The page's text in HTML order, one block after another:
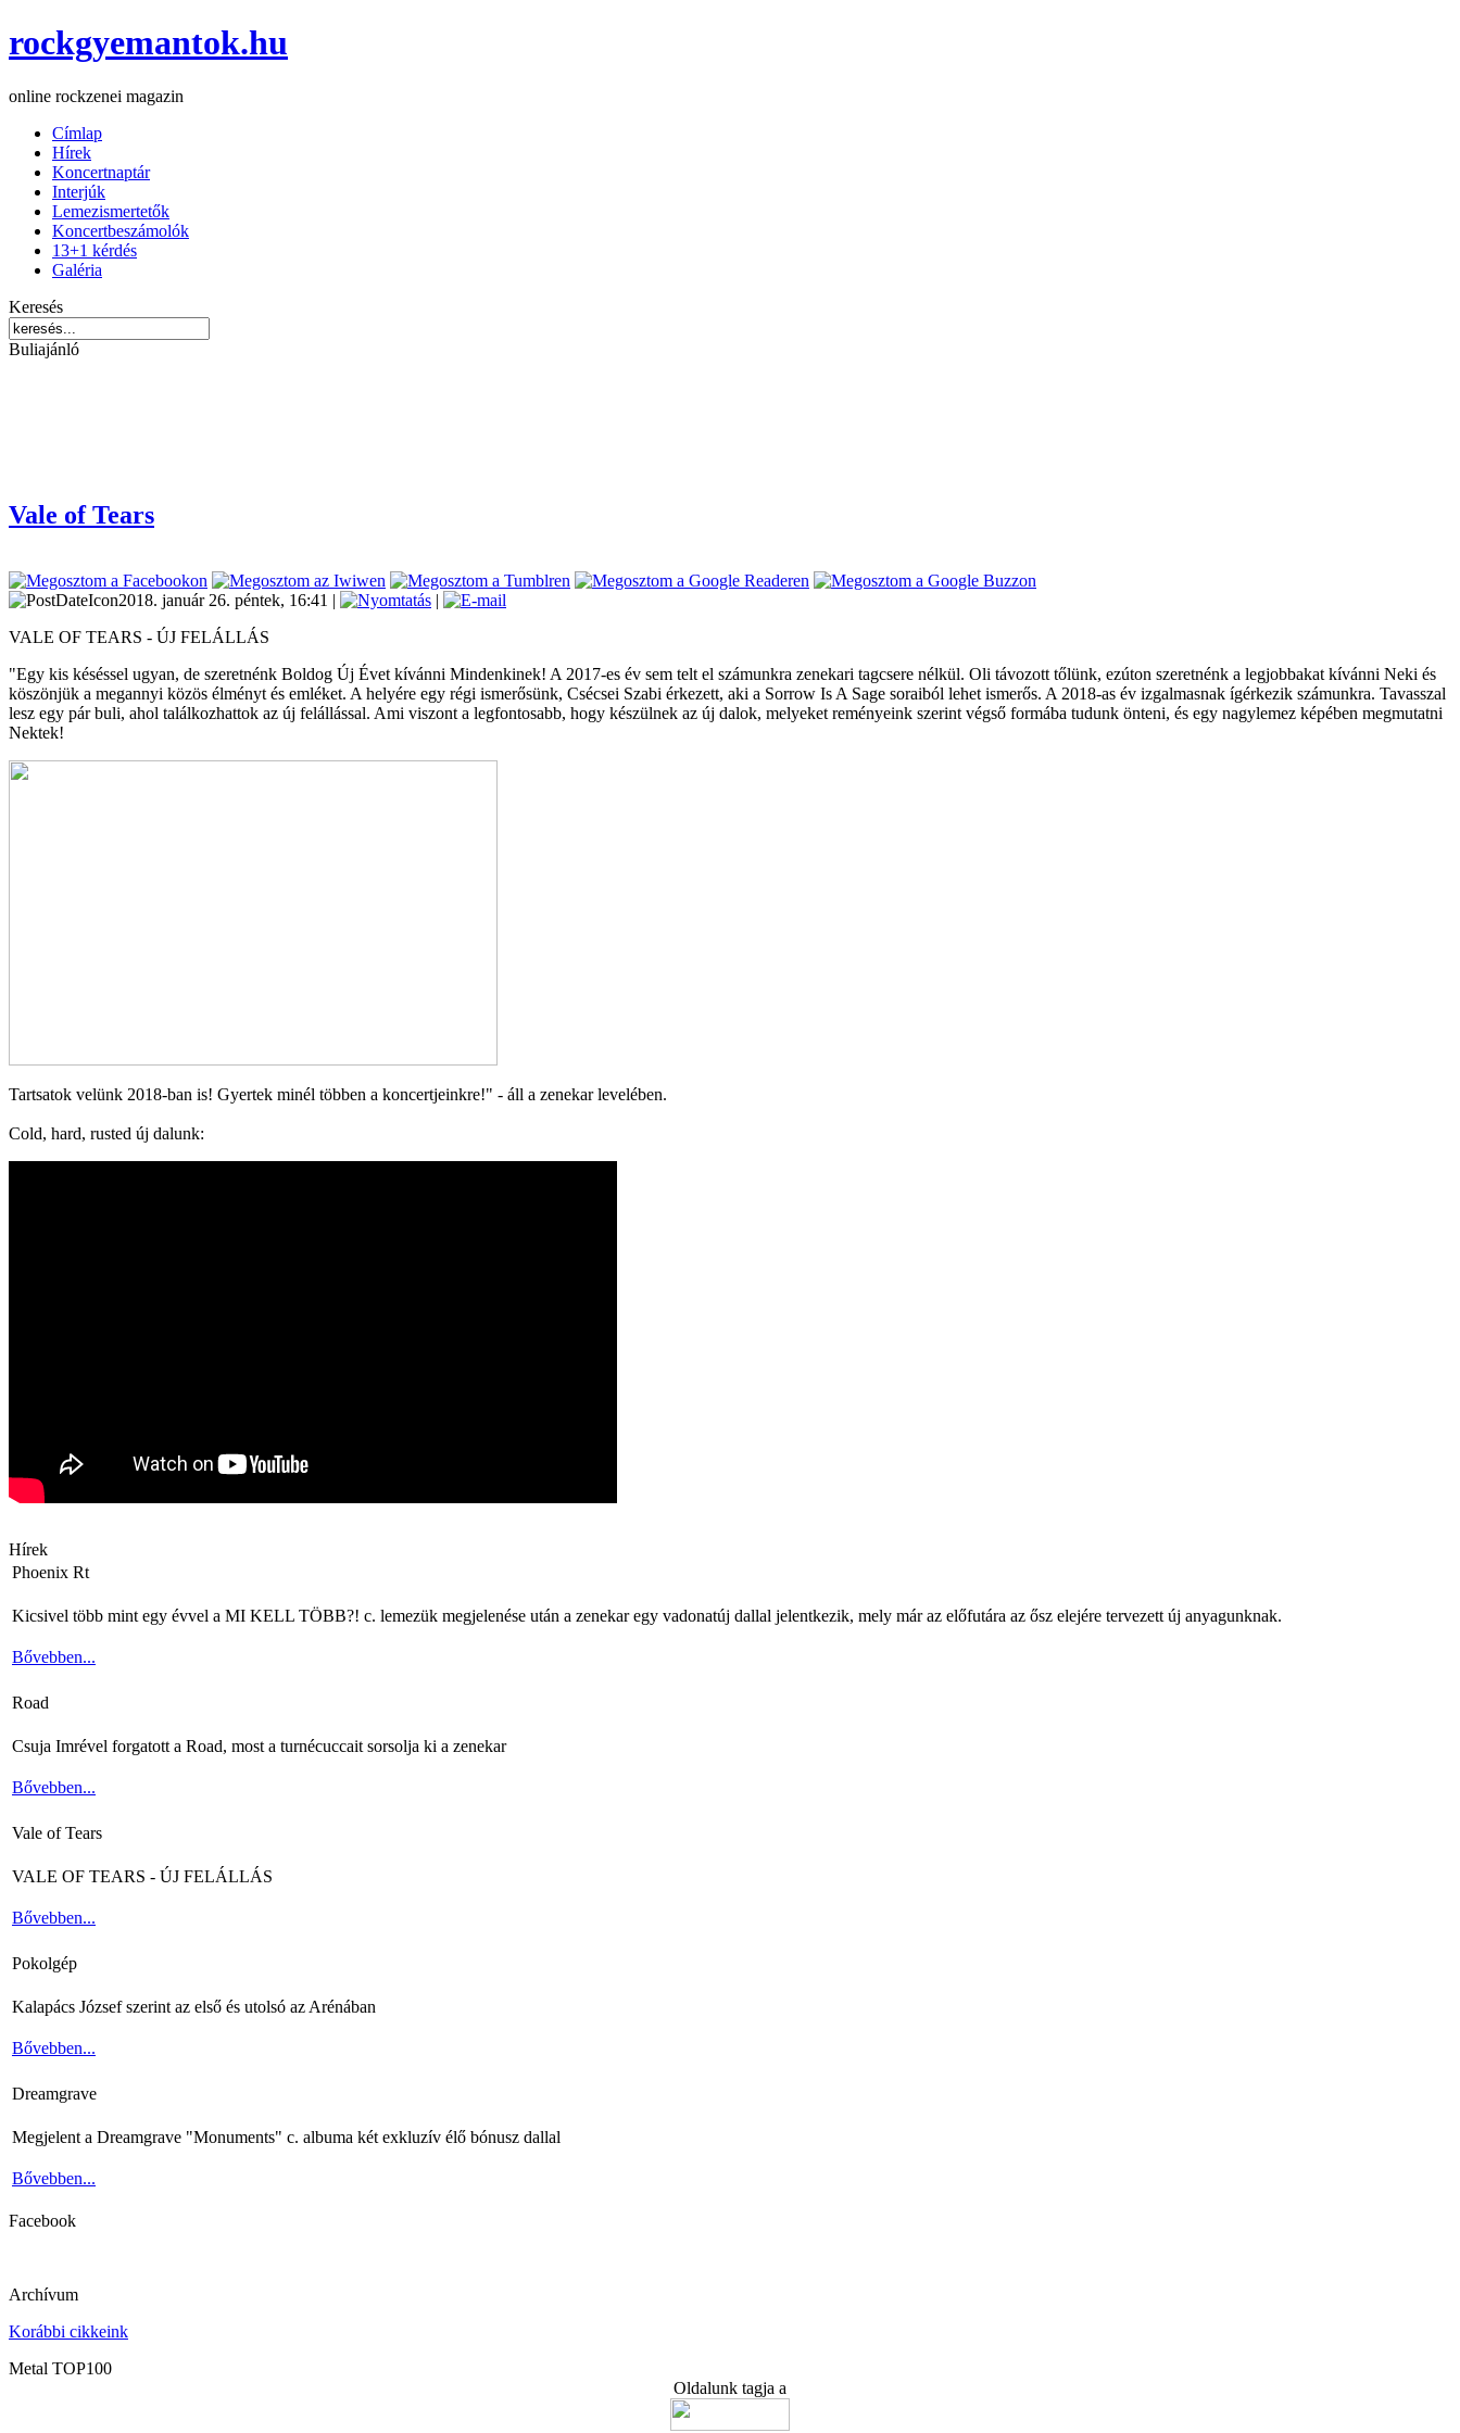
rockgyemantok.hu
online rockzenei magazin
Címlap
Hírek
Koncertnaptár
Interjúk
Lemezismertetők
Koncertbeszámolók
13+1 kérdés
Galéria
Keresés
Buliajánló
Vale of Tears
2018. január 26. péntek, 16:41 |
|
VALE OF TEARS - ÚJ FELÁLLÁS
"Egy kis késéssel ugyan, de szeretnénk Boldog Új Évet kívánni Mindenkinek! A 2017-es év sem telt el számunkra zenekari tagcsere nélkül. Oli távozott tőlünk, ezúton szeretnénk a legjobbakat kívánni Neki és
köszönjük a megannyi közös élményt és emléket. A helyére egy régi ismerősünk, Csécsei Szabi érkezett, aki a Sorrow Is A Sage soraiból lehet ismerős. A 2018-as év izgalmasnak ígérkezik számunkra. Tavasszal
lesz egy pár buli, ahol találkozhattok az új felállással. Ami viszont a legfontosabb, hogy készülnek az új dalok, melyeket reményeink szerint végső formába tudunk önteni, és egy nagylemez képében megmutatni
Nektek!
Tartsatok velünk 2018-ban is! Gyertek minél többen a koncertjeinkre!" - áll a zenekar levelében.
Cold, hard, rusted új dalunk:
Hírek
Phoenix Rt
Kicsivel több mint egy évvel a MI KELL TÖBB?! c. lemezük megjelenése után a zenekar egy vadonatúj dallal jelentkezik, mely már az előfutára az ősz elejére tervezett új anyagunknak.
Bővebben...
Road
Csuja Imrével forgatott a Road, most a turnécuccait sorsolja ki a zenekar
Bővebben...
Vale of Tears
VALE OF TEARS - ÚJ FELÁLLÁS
Bővebben...
Pokolgép
Kalapács József szerint az első és utolsó az Arénában
Bővebben...
Dreamgrave
Megjelent a Dreamgrave "Monuments" c. albuma két exkluzív élő bónusz dallal
Bővebben...
Facebook
Archívum
Korábbi cikkeink
Metal TOP100
Oldalunk tagja a